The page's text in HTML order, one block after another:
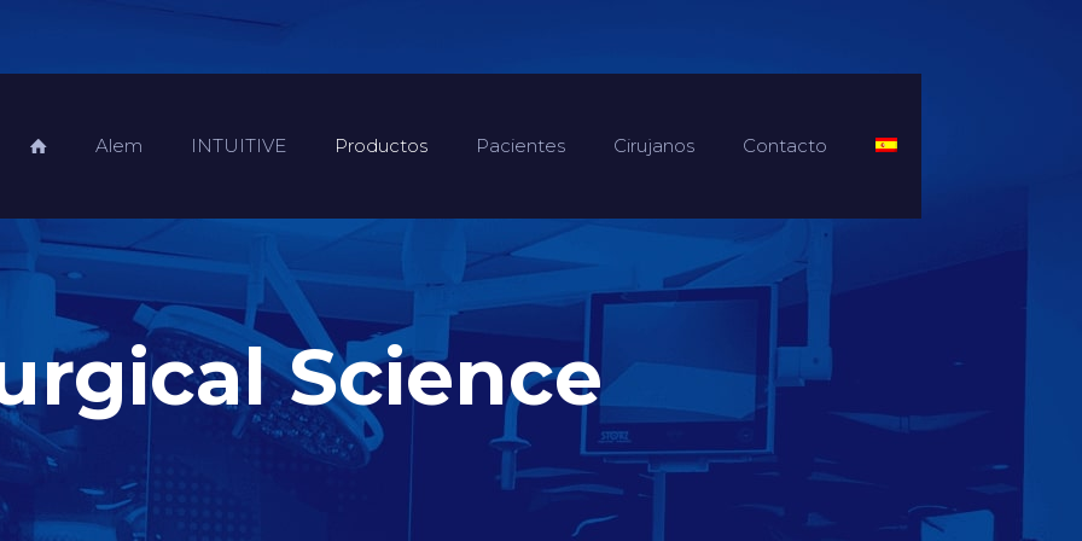
Alem INTUITIVE Productos Pacientes Cirujanos Contacto
Science